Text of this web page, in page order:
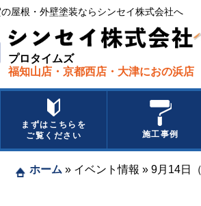
屋根・外壁塗装ならシンセイ株式会社へ​
プロタイムズ
福知山店・京都西店・大津におの浜店
まずはこちらを
ご覧ください
施工事例
ホーム » イベント情報 » 9月14日